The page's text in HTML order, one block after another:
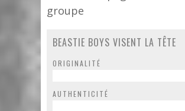
groupe
BEASTIE BOYS VISENT LA TÊTE
ORIGINALITÉ
AUTHENTICITÉ